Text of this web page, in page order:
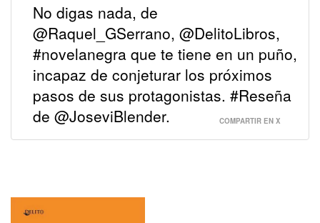
No digas nada, de
@Raquel_GSerrano, @DelitoLibros,
#novelanegra que te tiene en un puño,
incapaz de conjeturar los próximos
pasos de sus protagonistas. #Reseña
de @JoseviBlender.
COMPARTIR EN X